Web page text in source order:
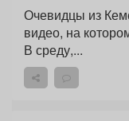
Очевидцы из
видео, на
В среду,...